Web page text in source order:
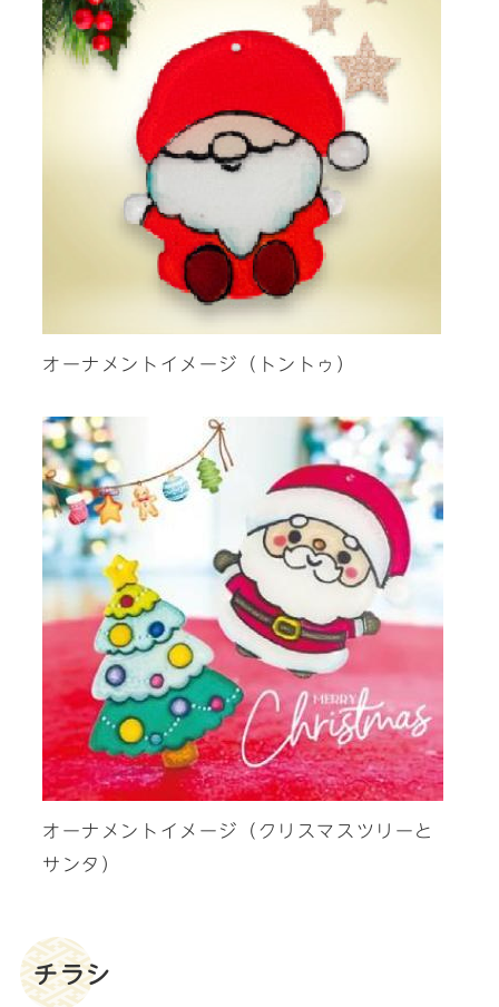
オーナメントイメージ（トントゥ）
オーナメントイメージ（クリスマスツリーと
サンタ）
チラシ